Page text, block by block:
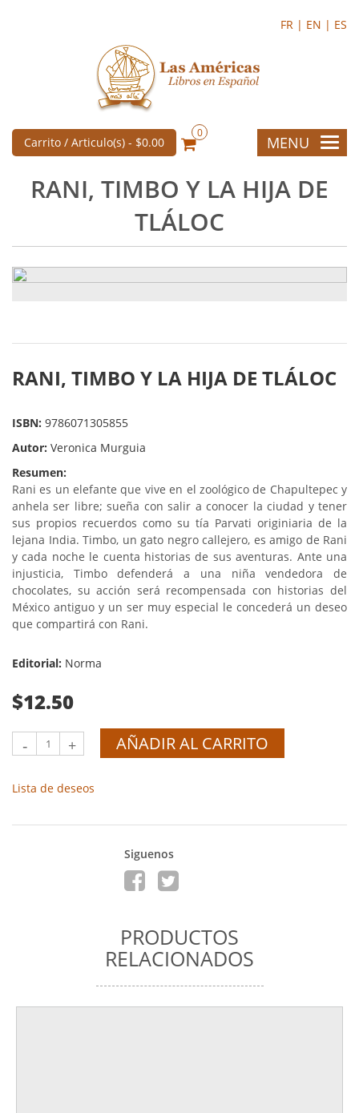
FR | EN | ES
Carrito / Articulo(s) - $0.00
0
MENU
RANI, TIMBO Y LA HIJA DE
TLÁLOC
RANI, TIMBO Y LA HIJA DE TLÁLOC
ISBN: 9786071305855
Autor: Veronica Murguia
Resumen:
Rani es un elefante que vive en el zoológico de Chapultepec y
anhela ser libre; sueña con salir a conocer la ciudad y tener
sus propios recuerdos como su tía Parvati originiaria de la
lejana India. Timbo, un gato negro callejero, es amigo de Rani
y cada noche le cuenta historias de sus aventuras. Ante una
injusticia, Timbo defenderá a una niña vendedora de
chocolates, su acción será recompensada con historias del
México antiguo y un ser muy especial le concederá un deseo
que compartirá con Rani.
Editorial: Norma
$12.50
- + AÑADIR AL CARRITO
Lista de deseos
Siguenos
PRODUCTOS
RELACIONADOS